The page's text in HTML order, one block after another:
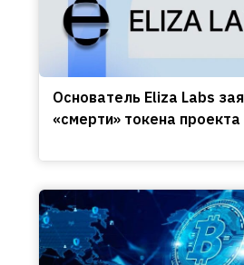
Основатель Eliza Labs
«смерти» токена проекта